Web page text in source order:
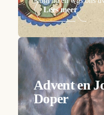
Lees meer
Advent en
Doper